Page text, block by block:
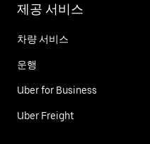
제공 서비스
차량 서비스
운행
Uber for Business
Uber Freight